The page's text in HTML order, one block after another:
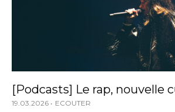
[Podcasts] Le rap, nouvelle
19.03.2026 ECOUTER